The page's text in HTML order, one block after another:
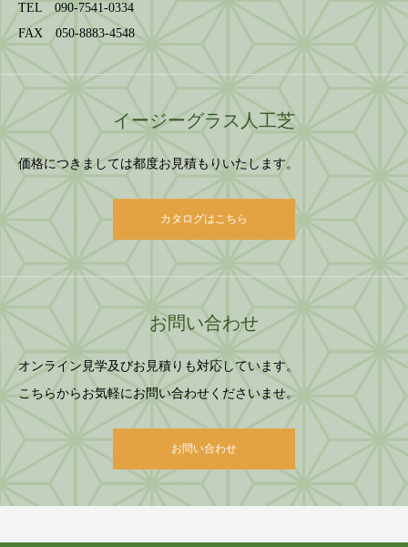
TEL 090-7541-0334
FAX 050-8883-4548
イージーグラス人工芝
価格につきましては都度お見積もりいたします。
カタログはこちら
お問い合わせ
オンライン見学及びお見積りも対応しています。
こちらからお気軽にお問い合わせくださいませ。
お問い合わせ